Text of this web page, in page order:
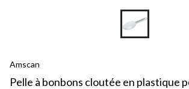
Amscan
Pelle à bonbons cloutée en plastique